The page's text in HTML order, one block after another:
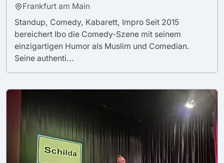
Frankfurt am Main
Standup, Comedy, Kabarett, Impro Seit 2015
bereichert Ibo die Comedy-Szene mit seinem
einzigartigen Humor als Muslim und Comedian.
Seine authenti...